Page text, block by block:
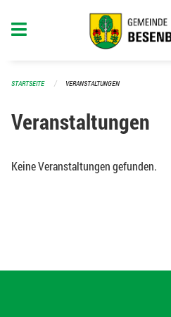
STARTSEITE VERANSTALTUNGEN
Veranstaltungen
Keine Veranstaltungen gefunden.